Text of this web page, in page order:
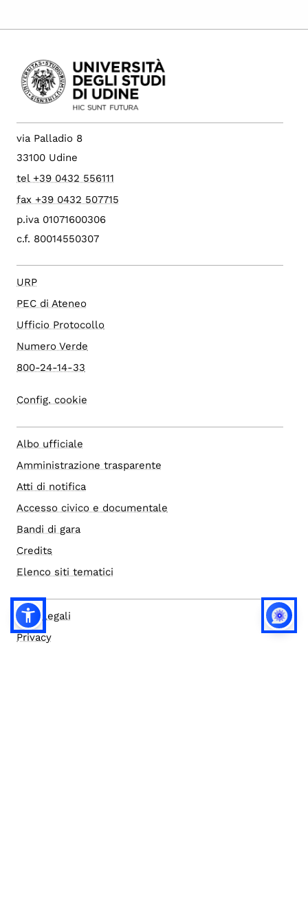
via Palladio 8
33100 Udine
tel +39 0432 556111
fax +39 0432 507715
p.iva 01071600306
c.f. 80014550307
URP
PEC di Ateneo
Ufficio Protocollo
Numero Verde
800-24-14-33
Config. cookie
Albo ufficiale
Amministrazione trasparente
Atti di notifica
Accesso civico e documentale
Bandi di gara
Credits
Elenco siti tematici
Note legali
Privacy